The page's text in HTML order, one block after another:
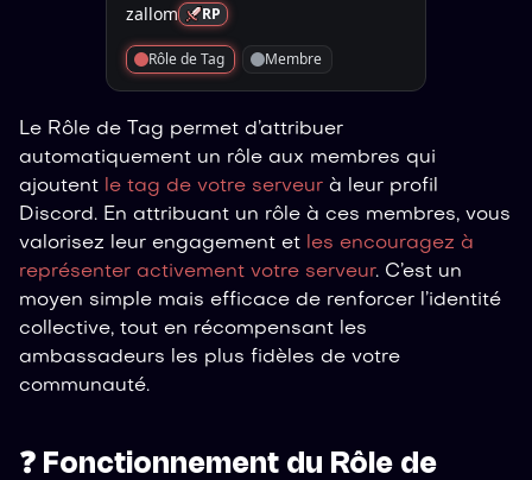
zallom RP
Rôle de Tag Membre
Le Rôle de Tag permet d’attribuer
automatiquement un rôle aux membres qui
ajoutent le tag de votre serveur à leur profil
Discord. En attribuant un rôle à ces membres, vous
valorisez leur engagement et les encouragez à
représenter activement votre serveur. C’est un
moyen simple mais efficace de renforcer l’identité
collective, tout en récompensant les
ambassadeurs les plus fidèles de votre
communauté.
❓ Fonctionnement du Rôle de